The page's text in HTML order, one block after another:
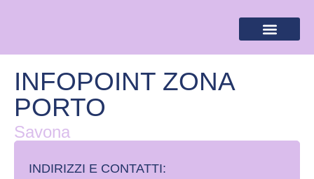
INFOPOINT ZONA
PORTO
Savona
INDIRIZZI E CONTATTI:​